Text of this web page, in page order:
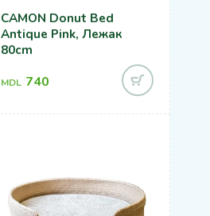
CAMON Donut Bed
Antique Pink, Лежак
80cm
MDL 740